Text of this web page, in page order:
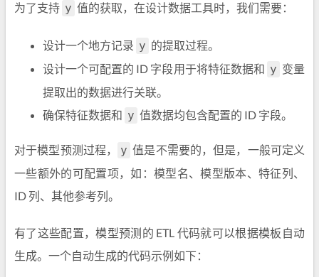
为了支持 y 值的获取，在设计数据工具时，我们需要：
设计一个地方记录 y 的提取过程。
设计一个可配置的 ID 字段用于将特征数据和 y 变量
提取出的数据进行关联。
确保特征数据和 y 值数据均包含配置的 ID 字段。
对于模型预测过程， y 值是不需要的，但是，一般可定义
一些额外的可配置项，如：模型名、模型版本、特征列、
ID 列、其他参考列。
有了这些配置，模型预测的 ETL 代码就可以根据模板自动
生成。一个自动生成的代码示例如下：